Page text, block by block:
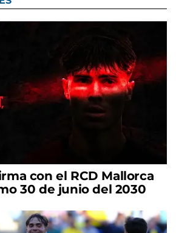
con el RCD Mallorca
30 de junio del 2030